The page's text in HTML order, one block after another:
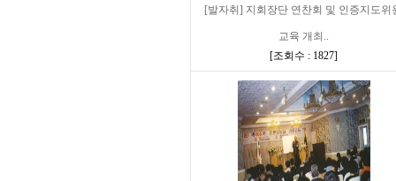
[발자취] 지회장단 연찬회 및 인증지도위
교육 개최..
[조회수 : 1827]